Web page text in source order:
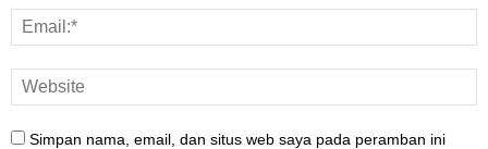
Simpan nama, email, dan situs web saya pada peramban ini